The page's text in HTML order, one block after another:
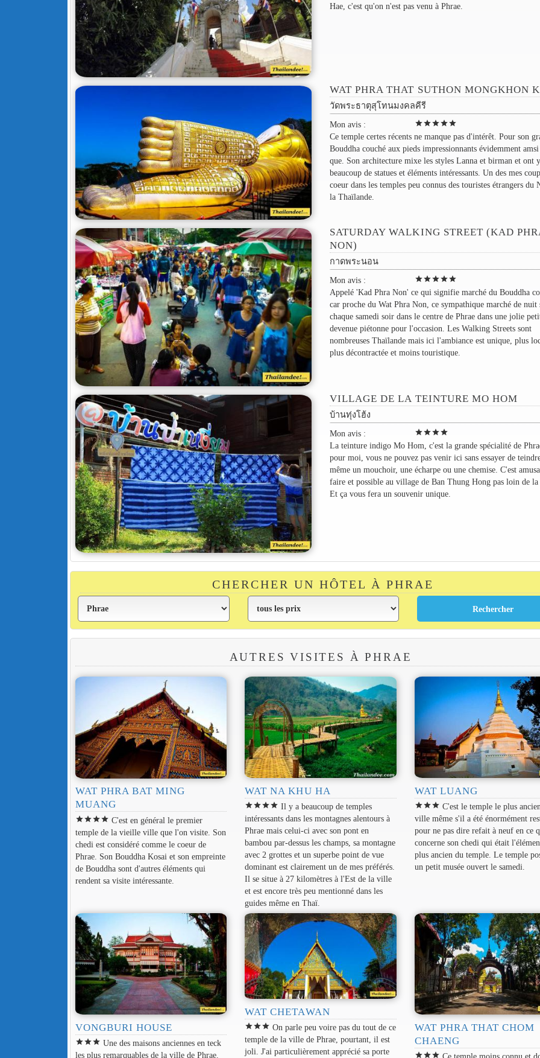
Hae, c'est qu'on n'est pas venu à Phrae.
WAT PHRA THAT SUTHON MONGKHON
วัดพระธาตุสุโทนมงคลคีรี
Mon avis :
starstarstarstarstar
Ce temple certes récents ne manque pas d'intérêt. Pour son
Bouddha couché aux pieds impressionnants évidemment amsi
que. Son architecture mixe les styles Lanna et birman et ont
beaucoup de statues et éléments intéressants. Un des mes
coeur dans les temples peu connus des touristes étrangers du
la Thaïlande.
SATURDAY WALKING STREET (KAD
NON)
กาดพระนอน
Mon avis :
starstarstarstarstar
Appelé 'Kad Phra Non' ce qui signifie marché du Bouddha
car proche du Wat Phra Non, ce sympathique marché de nuit
chaque samedi soir dans le centre de Phrae dans une jolie
devenue piétonne pour l'occasion. Les Walking Streets sont
nombreuses Thaïlande mais ici l'ambiance est unique, plus
plus décontractée et moins touristique.
VILLAGE DE LA TEINTURE MO HOM
บ้านทุ่งโฮ้ง
Mon avis :
starstarstarstar
La teinture indigo Mo Hom, c'est la grande spécialité de
pour moi, vous ne pouvez pas venir ici sans essayer de
même un mouchoir, une écharpe ou une chemise. C'est
faire et possible au village de Ban Thung Hong pas loin de la
Et ça vous fera un souvenir unique.
CHERCHER UN HÔTEL À PHRAE
AUTRES VISITES À PHRAE
WAT PHRA BAT MING
MUANG
starstarstarstar C'est en général le premier
temple de la vieille ville que l'on visite. Son
chedi est considéré comme le coeur de
Phrae. Son Bouddha Kosai et son empreinte
de Bouddha sont d'autres éléments qui
rendent sa visite intéressante.
WAT NA KHU HA
starstarstarstar Il y a beaucoup de temples
intéressants dans les montagnes alentours à
Phrae mais celui-ci avec son pont en
bambou par-dessus les champs, sa montagne
avec 2 grottes et un superbe point de vue
dominant est clairement un de mes préférés.
Il se situe à 27 kilomètres à l'Est de la ville
et est encore très peu mentionné dans les
guides même en Thaï.
WAT LUANG
starstarstar C'est le temple le plus
ville même s'il a été énormément
pour ne pas dire refait à neuf en ce
concerne son chedi qui était
plus ancien du temple. Le temple
un petit musée ouvert le samedi.
VONGBURI HOUSE
starstarstar Une des maisons anciennes en teck
les plus remarquables de la ville de Phrae.
WAT CHETAWAN
starstarstar On parle peu voire pas du tout de ce
temple de la ville de Phrae, pourtant, il est
joli. J'ai particulièrement apprécié sa porte
WAT PHRA THAT CHOM
CHAENG
starstarstar